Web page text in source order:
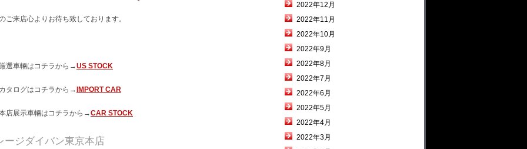
ご来店心よりお待ち致しております。
選車輛はコチラから→US STOCK
タログはコチラから→ IMPORT CAR
店展示車輛はコチラから→CAR STOCK
ージダイバン東京本店
2022年12月
2022年11月
2022年10月
2022年9月
2022年8月
2022年7月
2022年6月
2022年5月
2022年4月
2022年3月